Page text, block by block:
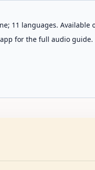
11 languages. Available
for the full audio guide.